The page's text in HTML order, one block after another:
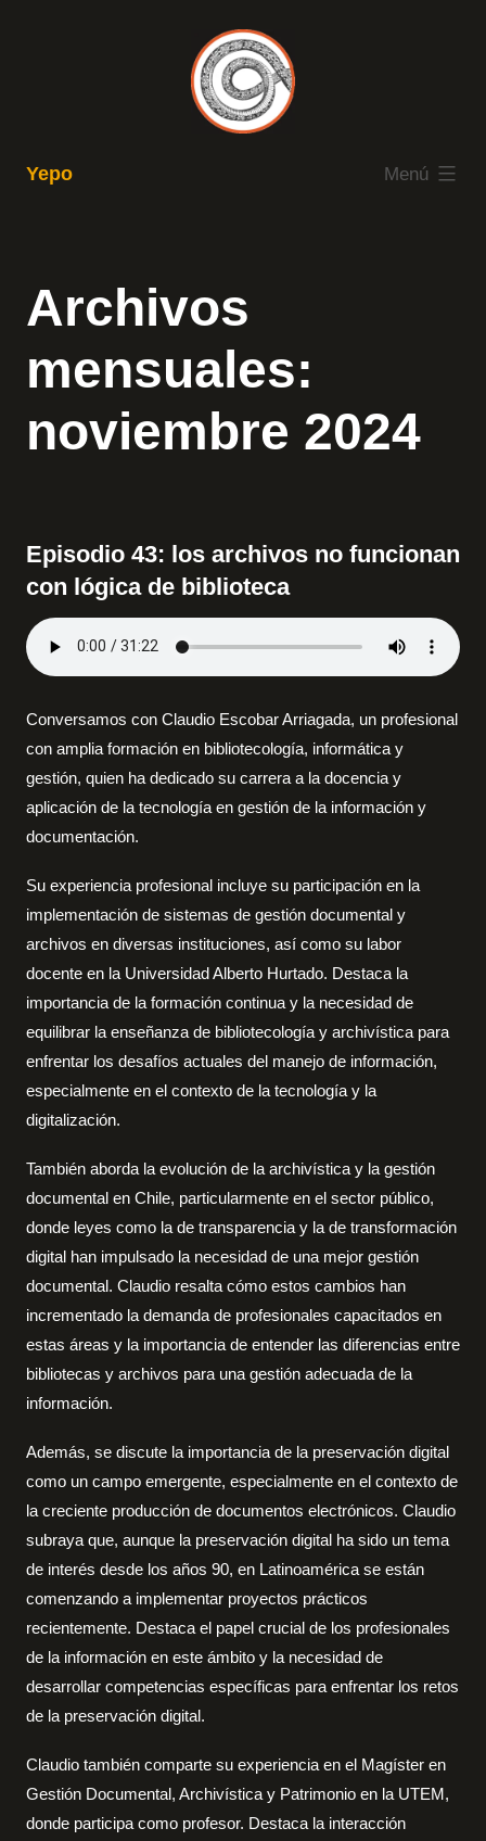
Yepo Menú
expandido
Archivos
mensuales:
noviembre 2024
Episodio 43: los archivos no funcionan
con lógica de biblioteca
Conversamos con Claudio Escobar Arriagada, un profesional
con amplia formación en bibliotecología, informática y
gestión, quien ha dedicado su carrera a la docencia y
aplicación de la tecnología en gestión de la información y
documentación.
Su experiencia profesional incluye su participación en la
implementación de sistemas de gestión documental y
archivos en diversas instituciones, así como su labor
docente en la Universidad Alberto Hurtado. Destaca la
importancia de la formación continua y la necesidad de
equilibrar la enseñanza de bibliotecología y archivística para
enfrentar los desafíos actuales del manejo de información,
especialmente en el contexto de la tecnología y la
digitalización.
También aborda la evolución de la archivística y la gestión
documental en Chile, particularmente en el sector público,
donde leyes como la de transparencia y la de transformación
digital han impulsado la necesidad de una mejor gestión
documental. Claudio resalta cómo estos cambios han
incrementado la demanda de profesionales capacitados en
estas áreas y la importancia de entender las diferencias entre
bibliotecas y archivos para una gestión adecuada de la
información.
Además, se discute la importancia de la preservación digital
como un campo emergente, especialmente en el contexto de
la creciente producción de documentos electrónicos. Claudio
subraya que, aunque la preservación digital ha sido un tema
de interés desde los años 90, en Latinoamérica se están
comenzando a implementar proyectos prácticos
recientemente. Destaca el papel crucial de los profesionales
de la información en este ámbito y la necesidad de
desarrollar competencias específicas para enfrentar los retos
de la preservación digital.
Claudio también comparte su experiencia en el Magíster en
Gestión Documental, Archivística y Patrimonio en la UTEM,
donde participa como profesor. Destaca la interacción